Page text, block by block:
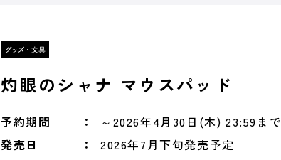
灼眼のシャナ マウスパッド
予約期間
～2026年4月30日(木) 23:59まで
発売日
2026年7月下旬発売予定